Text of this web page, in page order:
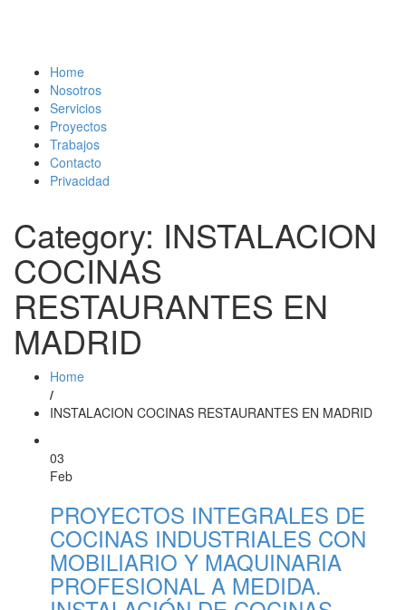
Home
Nosotros
Servicios
Proyectos
Trabajos
Contacto
Privacidad
Category: INSTALACION
COCINAS
RESTAURANTES EN
MADRID
Home
/
INSTALACION COCINAS RESTAURANTES EN MADRID
03
Feb
PROYECTOS INTEGRALES DE
COCINAS INDUSTRIALES CON
MOBILIARIO Y MAQUINARIA
PROFESIONAL A MEDIDA.